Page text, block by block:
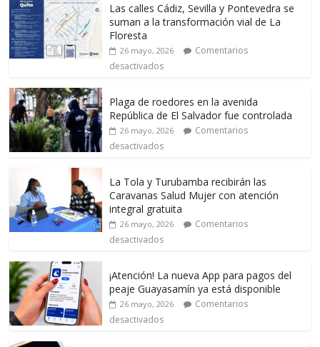
Las calles Cádiz, Sevilla y Pontevedra se
suman a la transformación vial de La
Floresta
26 mayo, 2026
Comentarios
desactivados
Plaga de roedores en la avenida
República de El Salvador fue controlada
26 mayo, 2026
Comentarios
desactivados
La Tola y Turubamba recibirán las
Caravanas Salud Mujer con atención
integral gratuita
26 mayo, 2026
Comentarios
desactivados
¡Atención! La nueva App para pagos del
peaje Guayasamín ya está disponible
26 mayo, 2026
Comentarios
desactivados